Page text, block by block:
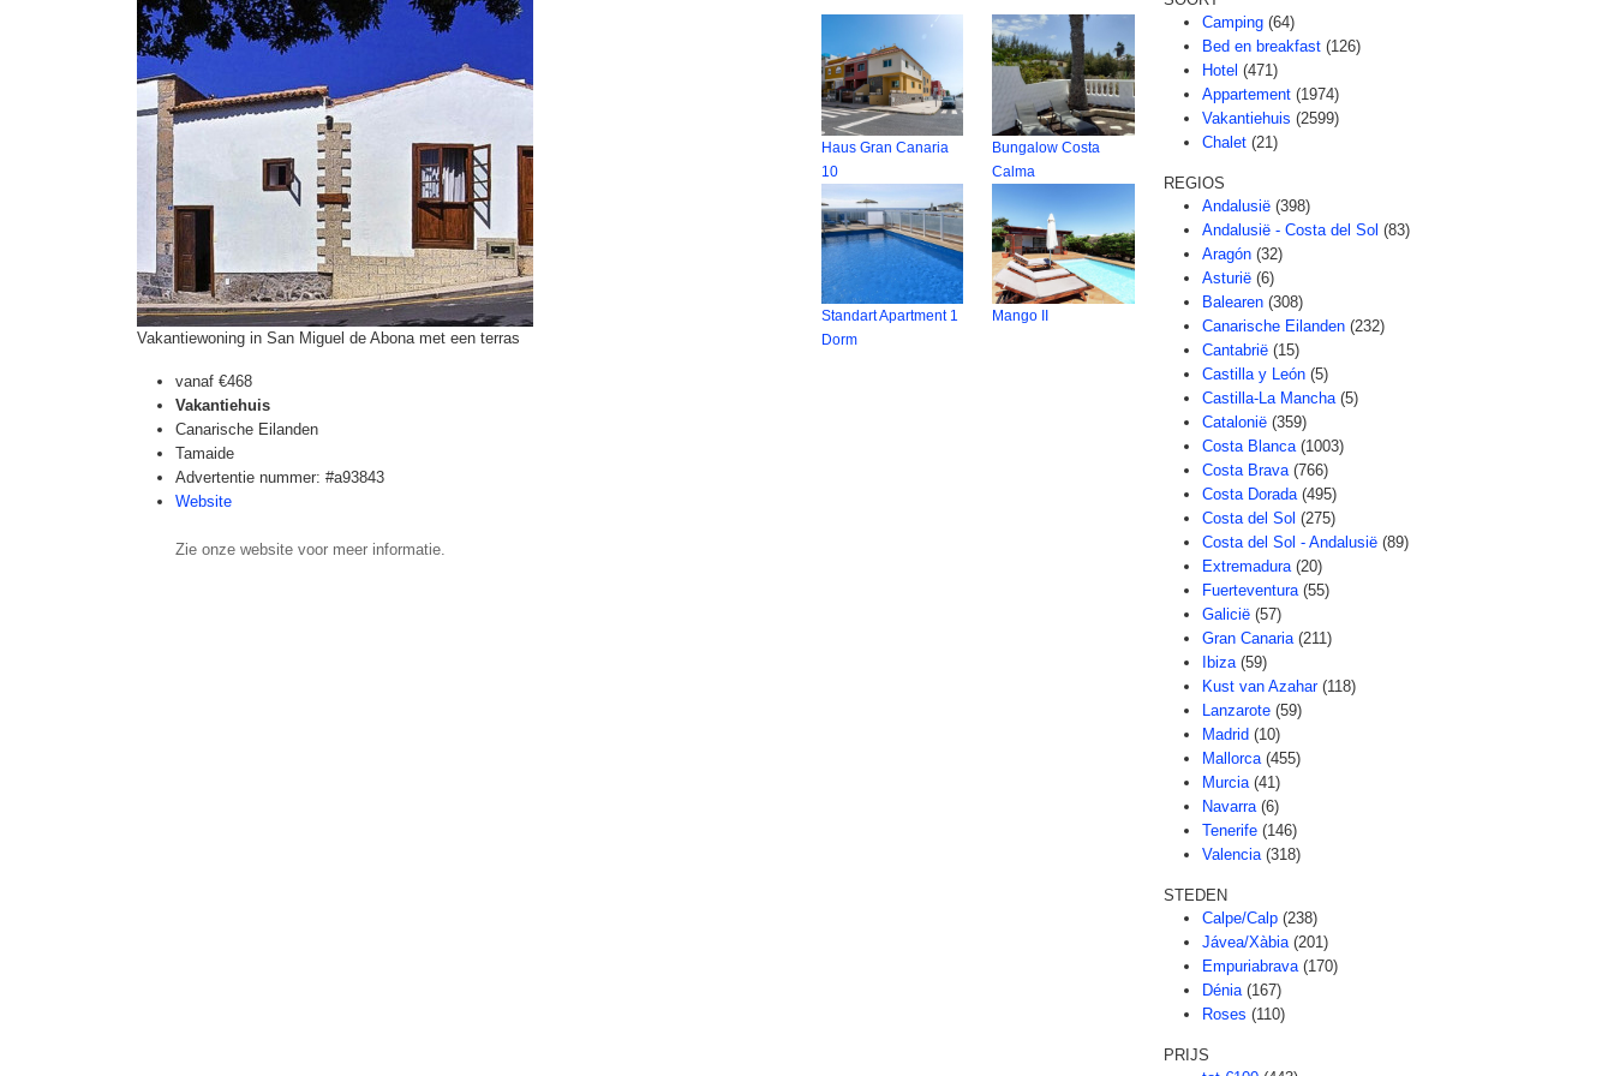
Vakantiewoning in San Miguel de Abona met een terras
vanaf €468
Vakantiehuis
Canarische Eilanden
Tamaide
Advertentie nummer: #a93843
Website
Zie onze website voor meer informatie.
Haus Gran Canaria
10
Bungalow Costa
Calma
Standart Apartment 1
Dorm
Mango II
Camping (64)
Bed en breakfast (126)
Hotel (471)
Appartement (1974)
Vakantiehuis (2599)
Chalet (21)
REGIOS
Andalusië (398)
Andalusië - Costa del Sol (83)
Aragón (32)
Asturië (6)
Balearen (308)
Canarische Eilanden (232)
Cantabrië (15)
Castilla y León (5)
Castilla-La Mancha (5)
Catalonië (359)
Costa Blanca (1003)
Costa Brava (766)
Costa Dorada (495)
Costa del Sol (275)
Costa del Sol - Andalusië (89)
Extremadura (20)
Fuerteventura (55)
Galicië (57)
Gran Canaria (211)
Ibiza (59)
Kust van Azahar (118)
Lanzarote (59)
Madrid (10)
Mallorca (455)
Murcia (41)
Navarra (6)
Tenerife (146)
Valencia (318)
STEDEN
Calpe/Calp (238)
Jávea/Xàbia (201)
Empuriabrava (170)
Dénia (167)
Roses (110)
PRIJS